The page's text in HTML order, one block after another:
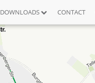
DOWNLOADS CONTACT